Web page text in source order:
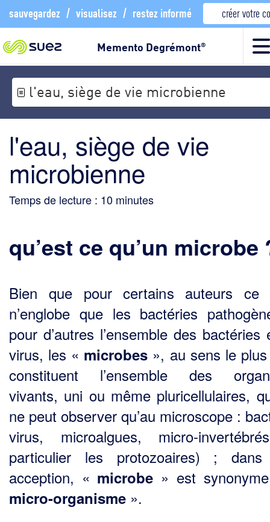
sauvegardez / visualisez / restez informé créer votre
Memento Degrémont®
l'eau, siège de vie microbienne
l'eau, siège de vie
microbienne
Temps de lecture : 10 minutes
qu’est ce qu’un microbe
Bien que pour certains auteurs ce
n’englobe que les bactéries
pour d’autres l’ensem­ble des bactéries
virus, les « microbes », au sens le
constituent l’ensemble des
vivants, uni ou même pluricellulaires,
ne peut observer qu’au microscope :
virus, microalgues, micro-
particulier les protozoaires) ;
acception, « microbe » est
micro-organisme ».